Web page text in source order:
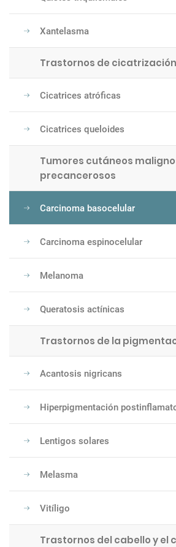
Xantelasma
Trastornos de cicatrización
Cicatrices atróficas
Cicatrices queloides
Tumores cutáneos
precancerosos
Carcinoma basocelular
Carcinoma espinocelular
Melanoma
Queratosis actínicas
Trastornos de la
Acantosis nigricans
Hiperpigmentación
Lentigos solares
Melasma
Vitíligo
Trastornos del cabello y el